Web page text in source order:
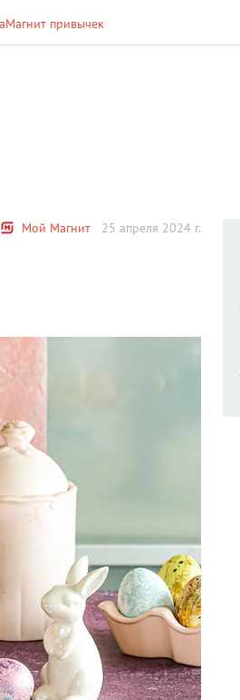
Магнит привычек
Мой Магнит 25 апреля 2024 г.